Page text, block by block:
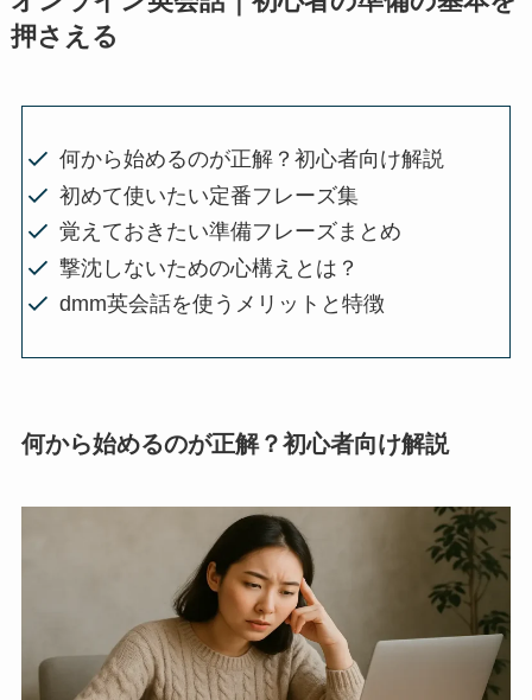
押さえる
何から始めるのが正解？初心者向け解説
初めて使いたい定番フレーズ集
覚えておきたい準備フレーズまとめ
撃沈しないための心構えとは？
dmm英会話を使うメリットと特徴
何から始めるのが正解？初心者向け解説